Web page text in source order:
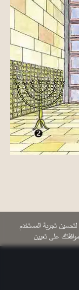
تجربة المستخدم
على تعيين